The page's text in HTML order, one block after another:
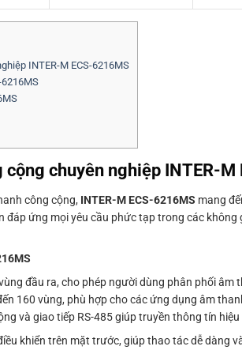
INTER-M ECS-6216MS
chuyên nghiệp INTER-M
công cộng, INTER-M ECS-6216MS mang
đáp ứng mọi yêu cầu phức tạp trong các
đầu ra, cho phép người dùng phân phối
160 vùng, phù hợp cho các ứng dụng âm
và giao tiếp RS-485 giúp truyền thông tín
khiển trên mặt trước, giúp thao tác dễ dàng